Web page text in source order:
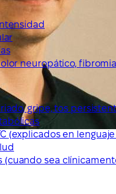
neuropático,
gripe, tos
(explicados en
sea